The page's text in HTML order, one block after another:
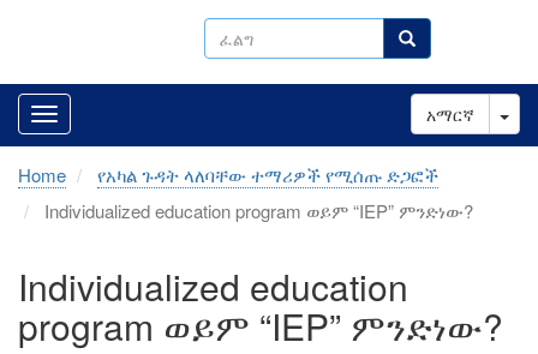
ፈልግ ፈልግ
አማርኛ
Home
የአካል ጉዳት ላለባቸው ተማሪዎች የሚሰጡ ድጋፎች
Individualized education program ወይም “IEP” ምንድነው?
Individualized education
program ወይም “IEP” ምንድነው?